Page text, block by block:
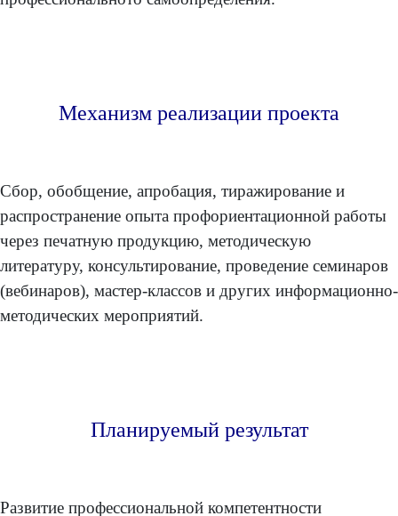
Механизм реализации проекта
Сбор, обобщение, апробация, тиражирование и
распространение опыта профориентационной работы
через печатную продукцию, методическую
литературу, консультирование, проведение семинаров
(вебинаров), мастер-классов и других информационно-
методических мероприятий.
Планируемый результат
Развитие профессиональной компетентности